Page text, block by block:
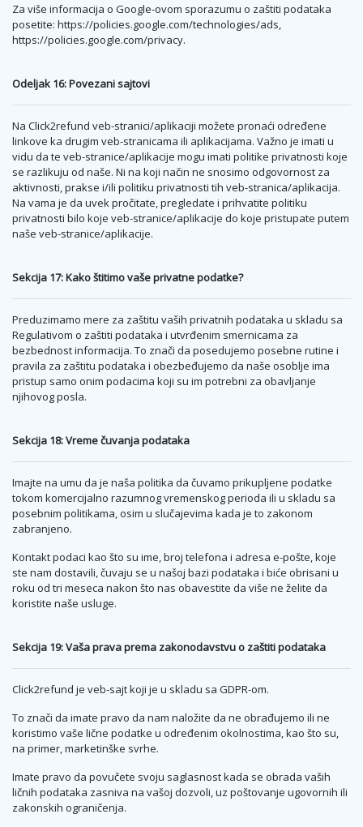
Za više informacija o Google-ovom sporazumu o zaštiti podataka
posetite: https://policies.google.com/technologies/ads,
https://policies.google.com/privacy.
Odeljak 16: Povezani sajtovi
Na Click2refund veb-stranici/aplikaciji možete pronaći određene
linkove ka drugim veb-stranicama ili aplikacijama. Važno je imati u
vidu da te veb-stranice/aplikacije mogu imati politike privatnosti koje
se razlikuju od naše. Ni na koji način ne snosimo odgovornost za
aktivnosti, prakse i/ili politiku privatnosti tih veb-stranica/aplikacija.
Na vama je da uvek pročitate, pregledate i prihvatite politiku
privatnosti bilo koje veb-stranice/aplikacije do koje pristupate putem
naše veb-stranice/aplikacije.
Sekcija 17: Kako štitimo vaše privatne podatke?
Preduzimamo mere za zaštitu vaših privatnih podataka u skladu sa
Regulativom o zaštiti podataka i utvrđenim smernicama za
bezbednost informacija. To znači da posedujemo posebne rutine i
pravila za zaštitu podataka i obezbeđujemo da naše osoblje ima
pristup samo onim podacima koji su im potrebni za obavljanje
njihovog posla.
Sekcija 18: Vreme čuvanja podataka
Imajte na umu da je naša politika da čuvamo prikupljene podatke
tokom komercijalno razumnog vremenskog perioda ili u skladu sa
posebnim politikama, osim u slučajevima kada je to zakonom
zabranjeno.
Kontakt podaci kao što su ime, broj telefona i adresa e-pošte, koje
ste nam dostavili, čuvaju se u našoj bazi podataka i biće obrisani u
roku od tri meseca nakon što nas obavestite da više ne želite da
koristite naše usluge.
Sekcija 19: Vaša prava prema zakonodavstvu o zaštiti podataka
Click2refund je veb-sajt koji je u skladu sa GDPR-om.
To znači da imate pravo da nam naložite da ne obrađujemo ili ne
koristimo vaše lične podatke u određenim okolnostima, kao što su,
na primer, marketinške svrhe.
Imate pravo da povučete svoju saglasnost kada se obrada vaših
ličnih podataka zasniva na vašoj dozvoli, uz poštovanje ugovornih ili
zakonskih ograničenja.